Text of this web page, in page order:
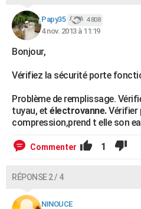
FORUM
Bricolage
Lifestyle
Culture
Sport
Auto
Television
Voyage
Cinema
Papy35 4 808
4 nov. 2013 à 11:19
Bonjour,
Vérifiez la sécurité porte
Problème de remplissage.
tuyau, et électrovanne.Vérifier
compression,prend t elle son
Commenter 1
RÉPONSE 2 / 4
NINOUCE